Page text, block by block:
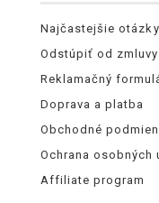
Najčastejšie
Odstúpiť od zmluvy
Reklamačný
Doprava a platba
Obchodné
Ochrana osobných
Affiliate program